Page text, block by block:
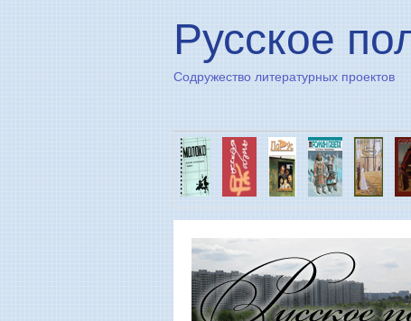
Русское
Содружество литературных проектов